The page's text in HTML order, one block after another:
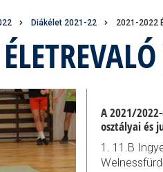
Diákélet 2021-22 2021-2022
A 2021/
osztályai és
1. 11.B